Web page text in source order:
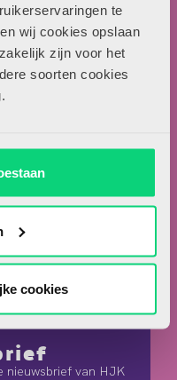
te
wij cookies opslaan
zijn voor het
soorten cookies
cookies
nieuwsbrief van HJK
HJK